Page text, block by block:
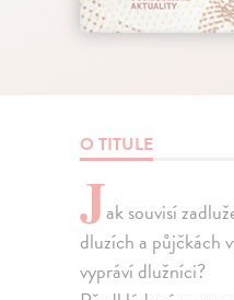
O TITULE
Jak souvisí
dluzích a půjčkách
vypráví dlužníci?